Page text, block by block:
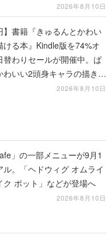
2026年8月10日
】書籍『きゅるんとかわい
ける本』Kindle版を74%オ
替わりセールが開催中。ぱ
わいい2頭身キャラの描き方
2026年8月10日
」の一部メニューが9月1
ル。「ヘドウィグ オムライ
ク ポット」などが登場へ
2026年8月10日